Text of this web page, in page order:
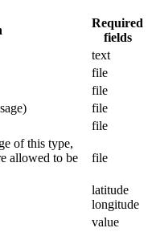
Required
fields
text
file
file
file
file
of this type,
allowed to be
file
latitude
longitude
value